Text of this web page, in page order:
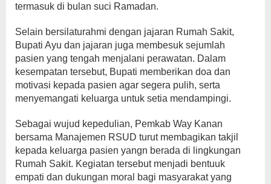
termasuk di bulan suci Ramadan.
Selain bersilaturahmi dengan jajaran Rumah Sakit,
Bupati Ayu dan jajaran juga membesuk sejumlah
pasien yang tengah menjalani perawatan. Dalam
kesempatan tersebut, Bupati memberikan doa dan
motivasi kepada pasien agar segera pulih, serta
menyemangati keluarga untuk setia mendampingi.
Sebagai wujud kepedulian, Pemkab Way Kanan
bersama Manajemen RSUD turut membagikan takjil
kepada keluarga pasien yangn berada di lingkungan
Rumah Sakit. Kegiatan tersebut menjadi bentuuk
empati dan dukungan moral bagi masyarakat yang